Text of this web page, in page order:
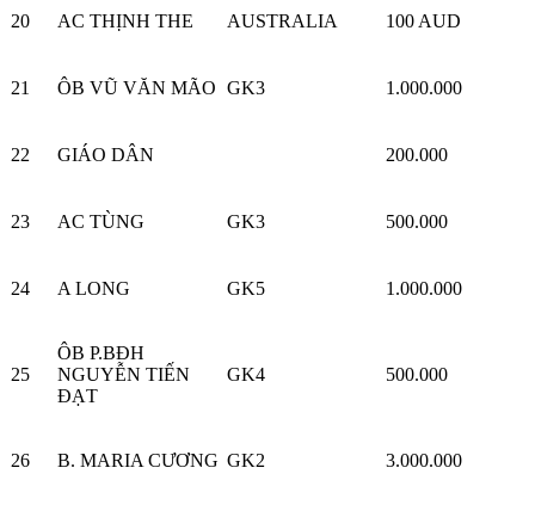
20 AC THỊNH THE AUSTRALIA 100 AUD
21 ÔB VŨ VĂN MÃO GK3 1.000.000
22 GIÁO DÂN 200.000
23 AC TÙNG GK3 500.000
24 A LONG GK5 1.000.000
25
ÔB P.BĐH
NGUYỄN TIẾN
ĐẠT
GK4 500.000
26 B. MARIA CƯƠNG GK2 3.000.000